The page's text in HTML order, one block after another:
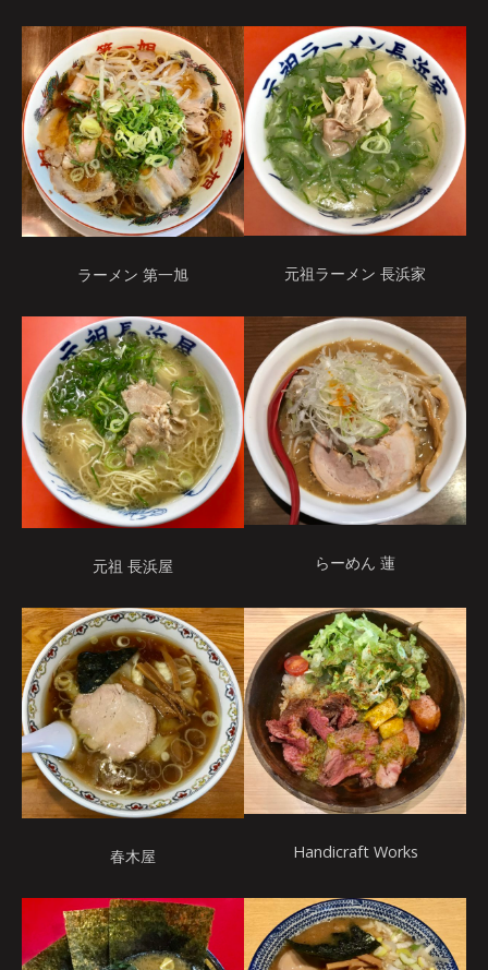
ラーメン 第一旭 元祖ラーメン 長浜家
元祖 長浜屋 らーめん 蓮
春木屋 Handicraft Works